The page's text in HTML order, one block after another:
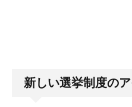
新しい選挙制度の